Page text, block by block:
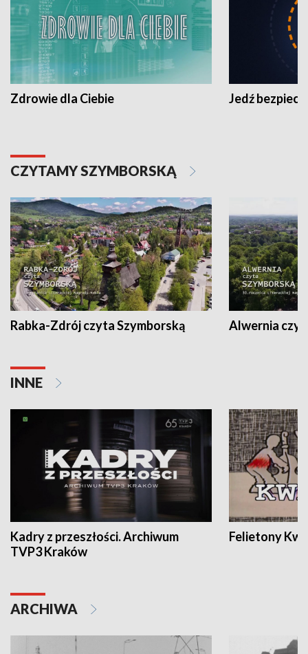
Zdrowie dla Ciebie Jedź
CZYTAMY SZYMBORSKĄ
Rabka-Zdrój czyta Szymborską Alwernia
INNE
Kadry z przeszłości. Archiwum
TVP3 Kraków
Felietony
ARCHIWA